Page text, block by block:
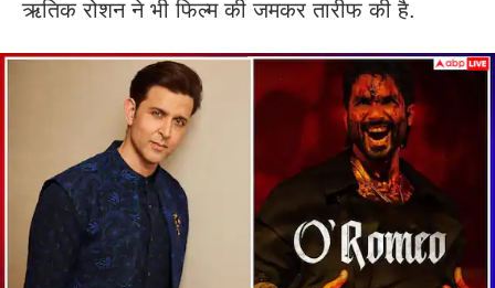
ऋतिक रोशन ने भी फिल्म की जमकर तारीफ की है.